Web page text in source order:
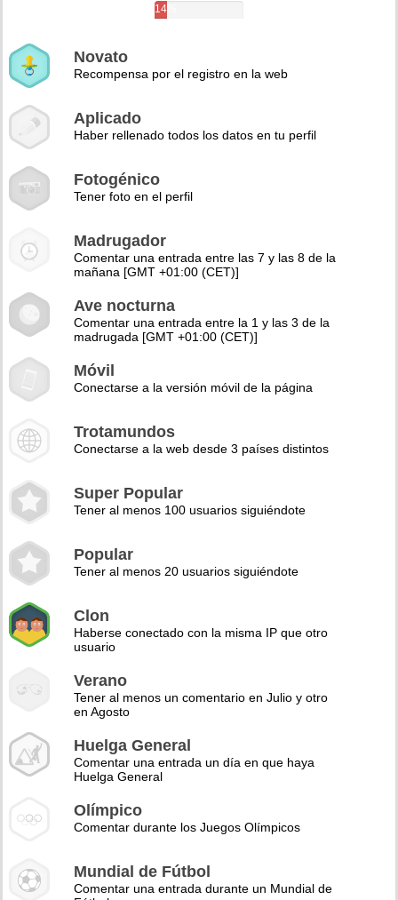
14%
Novato
Recompensa por el registro en la web
Aplicado
Haber rellenado todos los datos en tu perfil
Fotogénico
Tener foto en el perfil
Madrugador
Comentar una entrada entre las 7 y las 8 de la
mañana [GMT +01:00 (CET)]
Ave nocturna
Comentar una entrada entre la 1 y las 3 de la
madrugada [GMT +01:00 (CET)]
Móvil
Conectarse a la versión móvil de la página
Trotamundos
Conectarse a la web desde 3 países distintos
Super Popular
Tener al menos 100 usuarios siguiéndote
Popular
Tener al menos 20 usuarios siguiéndote
Clon
Haberse conectado con la misma IP que otro
usuario
Verano
Tener al menos un comentario en Julio y otro
en Agosto
Huelga General
Comentar una entrada un día en que haya
Huelga General
Olímpico
Comentar durante los Juegos Olímpicos
Mundial de Fútbol
Comentar una entrada durante un Mundial de